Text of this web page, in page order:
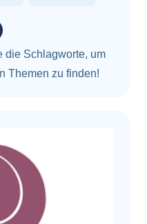
die Schlagworte, um
Themen zu finden!